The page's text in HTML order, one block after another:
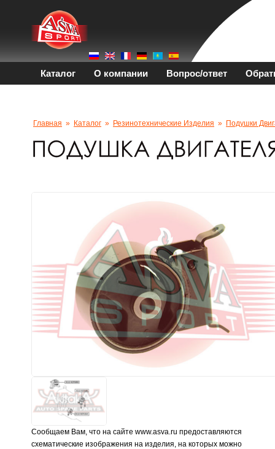
Каталог О компании Вопрос/ответ
Главная » Каталог » Резинотехнические Изделия » Подушки
Сообщаем Вам, что на сайте www.asva.ru предоставляются
схематические изображения на изделия, на которых можно